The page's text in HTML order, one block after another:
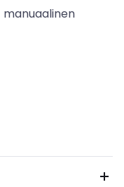
manuaalinen